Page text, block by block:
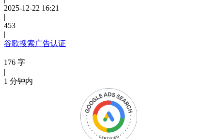
2025-12-22 16:21
|
453
|
谷歌搜索广告认证
176 字
|
1 分钟内